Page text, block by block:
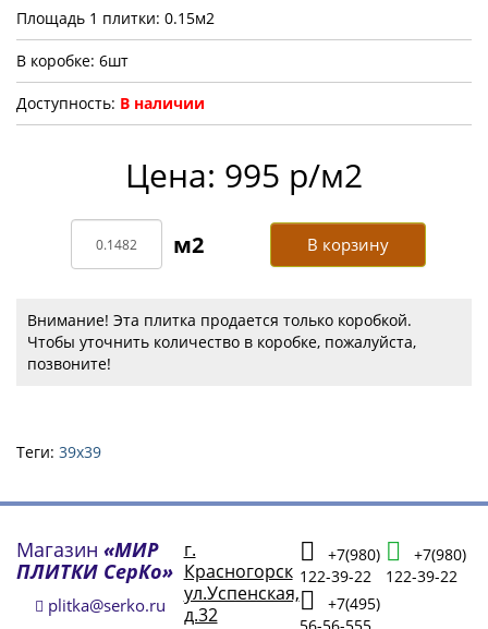
Площадь 1 плитки: 0.15м2
В коробке: 6шт
Доступность: В наличии
Цена: 995 р/м2
В корзину
Внимание! Эта плитка продается только коробкой.
Чтобы уточнить количество в коробке, пожалуйста,
позвоните!
Теги: 39х39
Магазин «МИР
ПЛИТКИ СерКо»
plitka@serko.ru
г.
Красногорск
ул.Успенская,
д.32
+7(980)
122-39-22
+7(495)
+7(980)
122-39-22